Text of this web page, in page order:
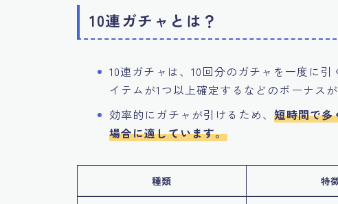
10連ガチャとは？
10連ガチャは、10回分のガチャを一度に
イテムが1つ以上確定するなどのボーナス
効率的にガチャが引けるため、短時間で多
場合に適しています。
種類 特